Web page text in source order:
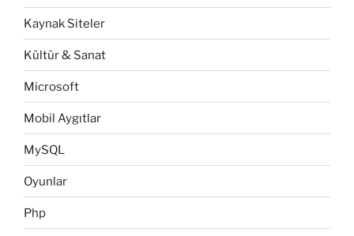
Kaynak Siteler
Kültür & Sanat
Microsoft
Mobil Aygıtlar
MySQL
Oyunlar
Php